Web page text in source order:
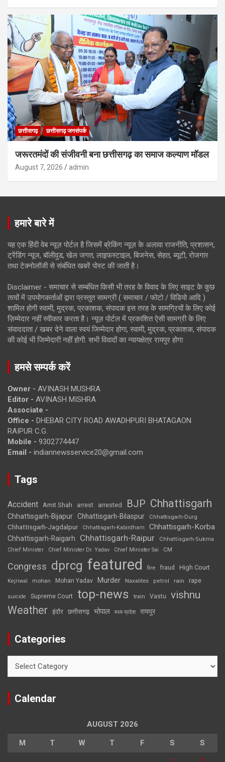
छत्तीसगढ़ छत्तीसगढ़ जनसंपर्क
जरूरतमंदों की संजीवनी बना छत्तीसगढ़ का समाज कल्याण मॉडल
August 7, 2026 admin
हमारे बारे में
यह एक हिंदी वेब न्यूज़ पोर्टल है जिसमें ब्रेकिंग न्यूज़ के अलावा राजनीति, प्रशासन,
ट्रेंडिंग न्यूज, बॉलीवुड, खेल जगत, लाइफस्टाइल, बिजनेस, सेहत, ब्यूटी, रोजगार
तथा टेक्नोलॉजी से संबंधित खबरें पोस्ट की जाती है।
Disclaimer - समाचार से सम्बंधित किसी भी तरह के विवाद के लिए साइट के कुछ
तत्वों में उपयोगकर्ताओं द्वारा प्रस्तुत सामग्री ( समाचार / फोटो / विडियो आदि )
शामिल होगी स्वामी, मुद्रक, प्रकाशक, संपादक इस तरह के सामग्रियों के लिए कोई
ज़िम्मेदार नहीं स्वीकार करता है। न्यूज़ पोर्टल में प्रकाशित ऐसी सामग्री के लिए
संवाददाता / खबर देने वाला स्वयं जिम्मेदार होगा, स्वामी, मुद्रक, प्रकाशक, संपादक
की कोई भी जिम्मेदारी नहीं होगी. सभी विवादों का न्यायक्षेत्र रायपुर होगा
हमसे सम्पर्क करें
Owner - AVINASH MUSHRA
Editor - AVINASH MISHRA
Associate -
Office - DHEBAR CITY ROAD AWADHPURI BHATAGAON
RAIPUR C.G.
Mobile - 9302774447
Email - indiannewsservice20@gmail.com
Tags
Accident Amit Shah arrest arrested BJP Chhattisgarh
Chhattisgarh-Bijapur Chhattisgarh-Bilaspur Chhattisgarh-Durg
Chhattisgarh-Jagdalpur Chhattisgarh-Kabirdham Chhattisgarh-Korba
Chhattisgarh-Raigarh Chhattisgarh-Raipur
Chhattisgarh-Sukma
Chief Minister
Chief Minister Dr. Yadav Chief Minister Sai CM
Congress dprcg featured fire fraud High Court
Kejriwal mohan Mohan Yadav Murder Naxalites petrol rain rape
suicide Supreme Court top-news train Vastu vishnu
Weather इंदौर छत्तीसगढ़ भोपाल मध्य प्रदेश रायपुर
Categories
Calendar
AUGUST 2026
M T W T F S S